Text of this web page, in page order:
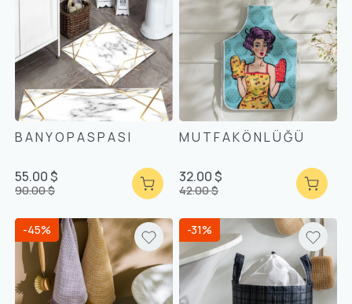
B A N Y O P A S P A S I
55.00 $
90.00 $
M U T F A K Ö N L Ü Ğ Ü
32.00 $
42.00 $
-45% -31%